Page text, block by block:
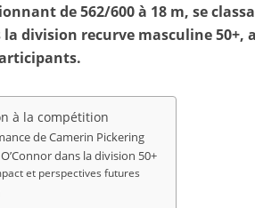
de 562/600 à 18 m, se
division recurve masculine 50+,
à la compétition
de Camerin Pickering
dans la division 50+
et perspectives futures